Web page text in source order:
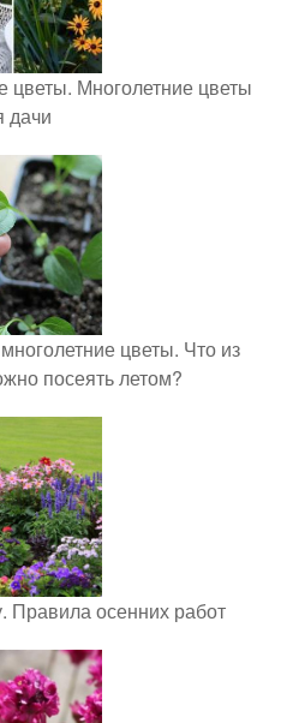
цветы. Многолетние цветы
дачи
цветы. Что из
посеять летом?
Правила осенних работ